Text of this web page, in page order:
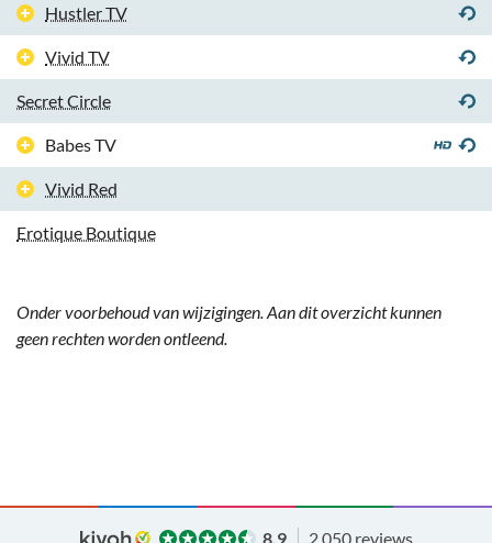
Hustler TV
Vivid TV
Secret Circle
Babes TV
Vivid Red
Erotique Boutique
Onder voorbehoud van wijzigingen. Aan dit overzicht kunnen
geen rechten worden ontleend.
8.9 2.050 reviews